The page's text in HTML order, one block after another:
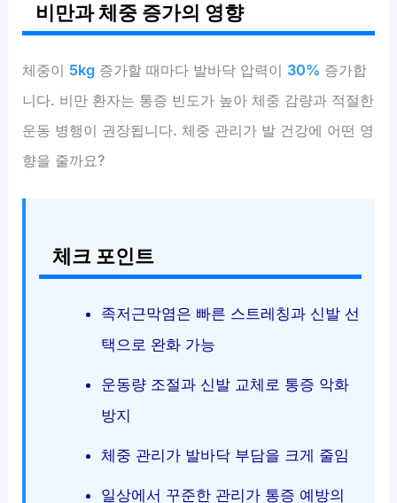
비만과 체중 증가의 영향
체중이 5kg 증가할 때마다 발바닥 압력이 30% 증가합
니다. 비만 환자는 통증 빈도가 높아 체중 감량과 적절한
운동 병행이 권장됩니다. 체중 관리가 발 건강에 어떤 영
향을 줄까요?
체크 포인트
족저근막염은 빠른 스트레칭과 신발 선
택으로 완화 가능
운동량 조절과 신발 교체로 통증 악화
방지
체중 관리가 발바닥 부담을 크게 줄임
일상에서 꾸준한 관리가 통증 예방의